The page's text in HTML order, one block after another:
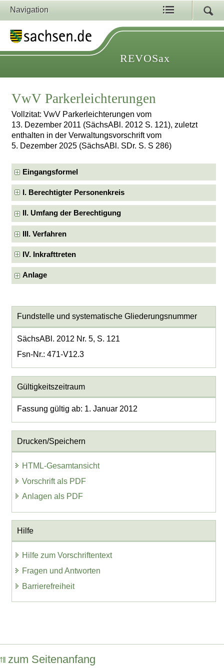
Navigation
REVOSax
VwV Parkerleichterungen
Vollzitat: VwV Parkerleichterungen vom
13. Dezember 2011 (SächsABl. 2012 S. 121), zuletzt
enthalten in der Verwaltungsvorschrift vom
5. Dezember 2025 (SächsABl. SDr. S. S 286)
Eingangsformel
I. Berechtigter Personenkreis
II. Umfang der Berechtigung
III. Verfahren
IV. Inkrafttreten
Anlage
Fundstelle und systematische Gliederungsnummer
SächsABl. 2012 Nr. 5, S. 121
Fsn-Nr.: 471-V12.3
Gültigkeitszeitraum
Fassung gültig ab: 1. Januar 2012
Drucken/Speichern
HTML-Gesamtansicht
Vorschrift als PDF
Anlagen als PDF
Hilfe
Hilfe zum Vorschriftentext
Fragen und Antworten
Barrierefreiheit
zum Seitenanfang